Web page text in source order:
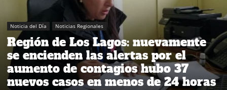
Noticia del Día Noticias Regionales
Región de Los Lagos: nuevamente
se encienden las alertas por el
aumento de contagios hubo 37
nuevos casos en menos de 24 horas